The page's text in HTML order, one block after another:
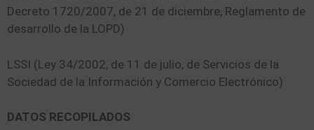
Decreto 1720/2007, de 21 de diciembre, Reglamento de
desarrollo de la LOPD)
LSSI (Ley 34/2002, de 11 de julio, de Servicios de la
Sociedad de la Información y Comercio Electrónico)
DATOS RECOPILADOS